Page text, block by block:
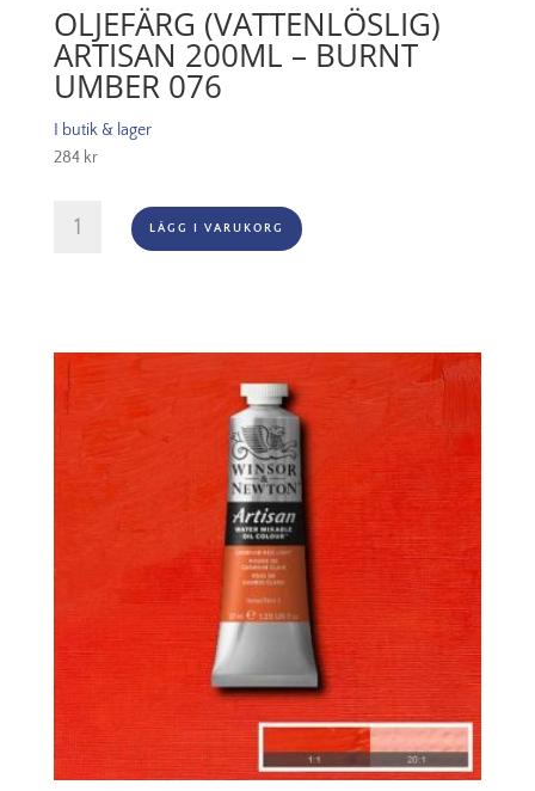
OLJEFÄRG (VATTENLÖSLIG)
ARTISAN 200ML – BURNT
UMBER 076
I butik & lager
284 kr
(vattenlöslig)
Burnt
LÄGG I VARUKORG